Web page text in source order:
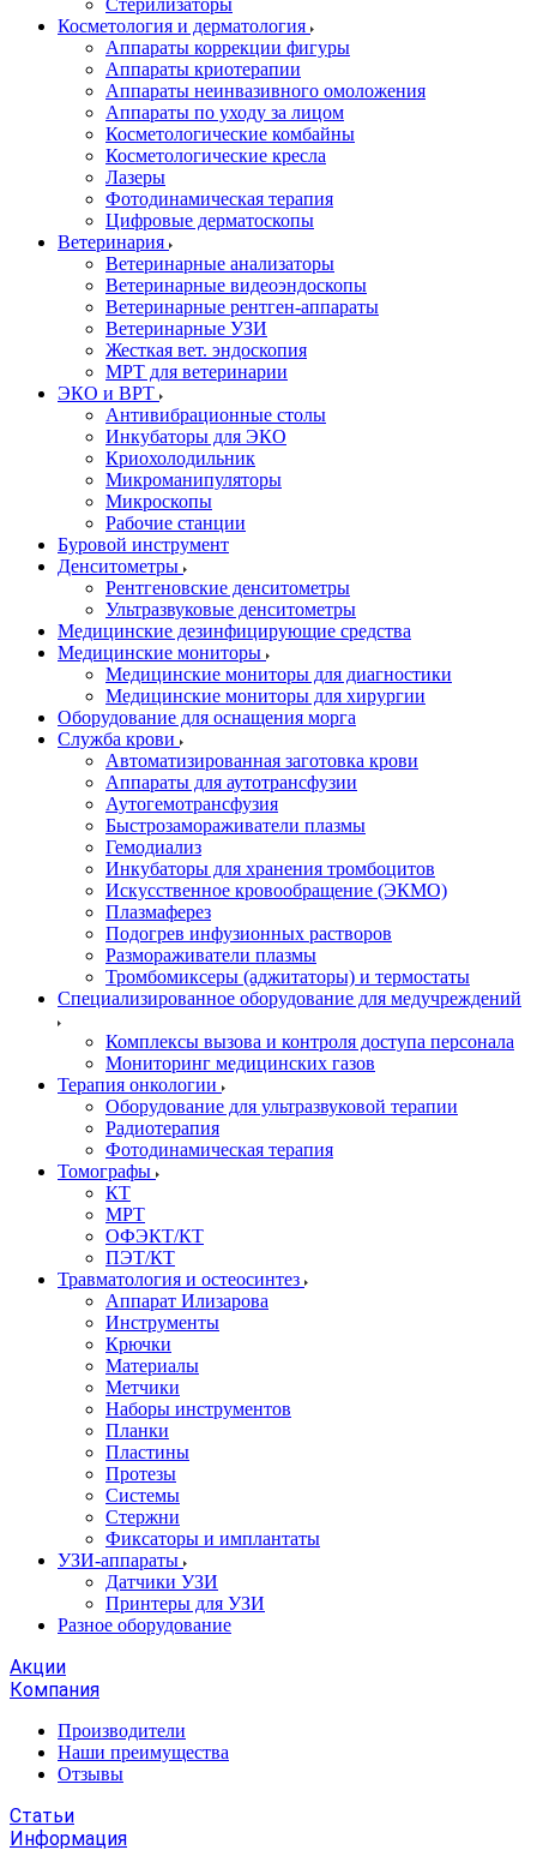
Стерилизаторы
Косметология и дерматология
Аппараты коррекции фигуры
Аппараты криотерапии
Аппараты неинвазивного омоложения
Аппараты по уходу за лицом
Косметологические комбайны
Косметологические кресла
Лазеры
Фотодинамическая терапия
Цифровые дерматоскопы
Ветеринария
Ветеринарные анализаторы
Ветеринарные видеоэндоскопы
Ветеринарные рентген-аппараты
Ветеринарные УЗИ
Жесткая вет. эндоскопия
МРТ для ветеринарии
ЭКО и ВРТ
Антивибрационные столы
Инкубаторы для ЭКО
Криохолодильник
Микроманипуляторы
Микроскопы
Рабочие станции
Буровой инструмент
Денситометры
Рентгеновские денситометры
Ультразвуковые денситометры
Медицинские дезинфицирующие средства
Медицинские мониторы
Медицинские мониторы для диагностики
Медицинские мониторы для хирургии
Оборудование для оснащения морга
Служба крови
Автоматизированная заготовка крови
Аппараты для аутотрансфузии
Аутогемотрансфузия
Быстрозамораживатели плазмы
Гемодиализ
Инкубаторы для хранения тромбоцитов
Искусственное кровообращение (ЭКМО)
Плазмаферез
Подогрев инфузионных растворов
Размораживатели плазмы
Тромбомиксеры (аджитаторы) и термостаты
Специализированное оборудование для медучреждений
Комплексы вызова и контроля доступа персонала
Мониторинг медицинских газов
Терапия онкологии
Оборудование для ультразвуковой терапии
Радиотерапия
Фотодинамическая терапия
Томографы
КТ
МРТ
ОФЭКТ/КТ
ПЭТ/КТ
Травматология и остеосинтез
Аппарат Илизарова
Инструменты
Крючки
Материалы
Метчики
Наборы инструментов
Планки
Пластины
Протезы
Системы
Стержни
Фиксаторы и имплантаты
УЗИ-аппараты
Датчики УЗИ
Принтеры для УЗИ
Разное оборудование
Акции
Компания
Производители
Наши преимущества
Отзывы
Статьи
Информация